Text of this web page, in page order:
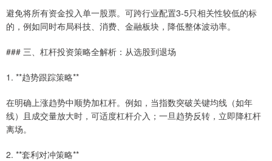
避免将所有资金投入单一股票。可跨行业配置3-5只相关性较低的标
的，例如同时布局科技、消费、金融板块，降低整体波动率。
### 三、杠杆投资策略全解析：从选股到退场
1. **趋势跟踪策略**
在明确上涨趋势中顺势加杠杆。例如，当指数突破关键均线（如年
线）且成交量放大时，可适度杠杆介入；一旦趋势反转，立即降杠杆
离场。
2. **套利对冲策略**